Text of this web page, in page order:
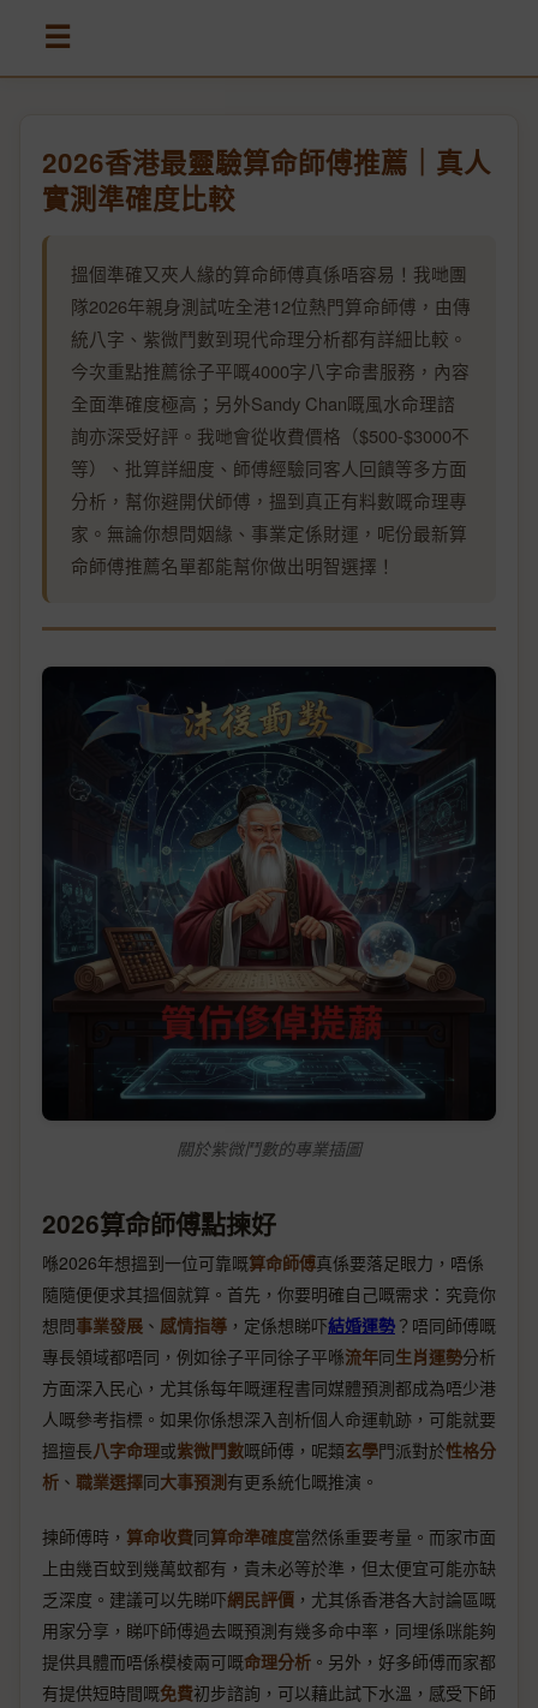
☰
2026香港最靈驗算命師傅推薦｜真人
實測準確度比較
搵個準確又夾人緣的算命師傅真係唔容易！我哋團
隊2026年親身測試咗全港12位熱門算命師傅，由傳
統八字、紫微鬥數到現代命理分析都有詳細比較。
今次重點推薦徐子平嘅4000字八字命書服務，內容
全面準確度極高；另外Sandy Chan嘅風水命理諮
詢亦深受好評。我哋會從收費價格（$500-$3000不
等）、批算詳細度、師傅經驗同客人回饋等多方面
分析，幫你避開伏師傅，搵到真正有料數嘅命理專
家。無論你想問姻緣、事業定係財運，呢份最新算
命師傅推薦名單都能幫你做出明智選擇！
關於紫微鬥數的專業插圖
2026算命師傅點揀好
喺2026年想搵到一位可靠嘅算命師傅真係要落足眼力，唔係
隨隨便便求其搵個就算。首先，你要明確自己嘅需求：究竟你
想問事業發展 、 感情指導 ，定係想睇吓結婚運勢 ？唔同師傅嘅
專長領域都唔同，例如徐子平同徐子平喺流年同生肖運勢分析
方面深入民心，尤其係每年嘅運程書同媒體預測都成為唔少港
人嘅參考指標。如果你係想深入剖析個人命運軌跡，可能就要
搵擅長八字命理或紫微鬥數嘅師傅，呢類玄學門派對於性格分
析 、 職業選擇同大事預測有更系統化嘅推演。
揀師傅時， 算命收費同算命準確度當然係重要考量。而家市面
上由幾百蚊到幾萬蚊都有，貴未必等於準，但太便宜可能亦缺
乏深度。建議可以先睇吓網民評價 ，尤其係香港各大討論區嘅
用家分享，睇吓師傅過去嘅預測有幾多命中率，同埋係咪能夠
提供具體而唔係模棱兩可嘅命理分析 。另外，好多師傅而家都
有提供短時間嘅免費初步諮詢，可以藉此試下水溫，感受下師